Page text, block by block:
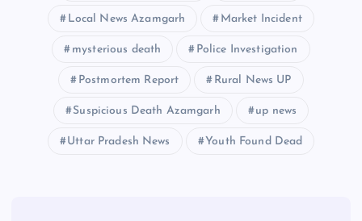
Local News Azamgarh Market Incident
mysterious death Police Investigation
Postmortem Report Rural News UP
Suspicious Death Azamgarh up news
Uttar Pradesh News Youth Found Dead